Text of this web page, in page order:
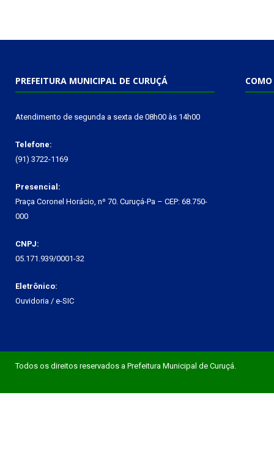
PREFEITURA MUNICIPAL DE CURUÇÁ
Atendimento de segunda a sexta de 08h00 às 14h00
Telefone:
(91) 3722-1169
Presencial:
Praça Coronel Horácio, nº 70. Curuçá-Pa – CEP: 68.750-
000
CNPJ:
05.171.939/0001-32
Eletrônico:
Ouvidoria / e-SIC
COMO
Todos os direitos reservados a Prefeitura Municipal de Curuçá.